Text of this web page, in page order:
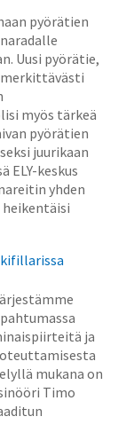
pyörätien
Uusi pyörätie,
merkittävästi
myös tärkeä
pyörätien
juurikaan
ELY-keskus
yhden
ja
mukana on
Timo